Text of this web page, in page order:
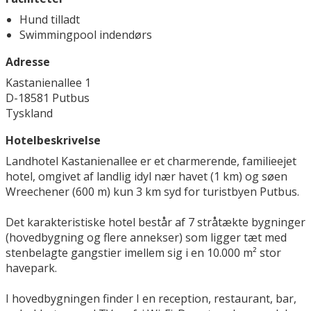
Hund tilladt
Swimmingpool indendørs
Adresse
Kastanienallee 1
D-18581 Putbus
Tyskland
Hotelbeskrivelse
Landhotel Kastanienallee er et charmerende, familieejet
hotel, omgivet af landlig idyl nær havet (1 km) og søen
Wreechener (600 m) kun 3 km syd for turistbyen Putbus.
Det karakteristiske hotel består af 7 stråtækte bygninger
(hovedbygning og flere annekser) som ligger tæt med
stenbelagte gangstier imellem sig i en 10.000 m² stor
havepark.
I hovedbygningen finder I en reception, restaurant, bar,